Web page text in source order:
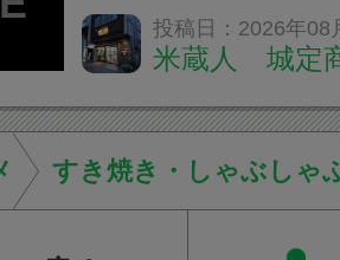
てくる！ 伝統の【阿
情熱の【よさこいソ
結！数多くの団体が
店街を舞台に最高の
投稿日：2026年08
米蔵人 城定
すき焼き・しゃぶしゃ